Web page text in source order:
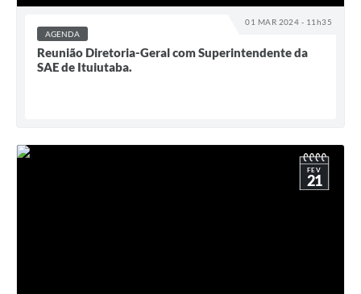
01 MAR 2024 - 11h35
AGENDA
Reunião Diretoria-Geral com Superintendente da
SAE de Ituiutaba.
FEV
21